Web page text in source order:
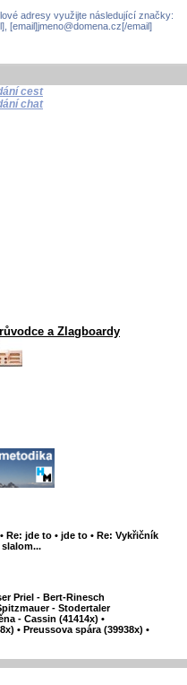
adresy využijte následující značky:
[email]jmeno@domena.cz[/email]
cest
chat
a Zlagboardy
• Re: jde to • jde to • Re: Vykřičník
slalom...
Priel - Bert-Rinesch
- Stodertaler
- Cassin (41414x) •
• Preussova spára (39938x) •